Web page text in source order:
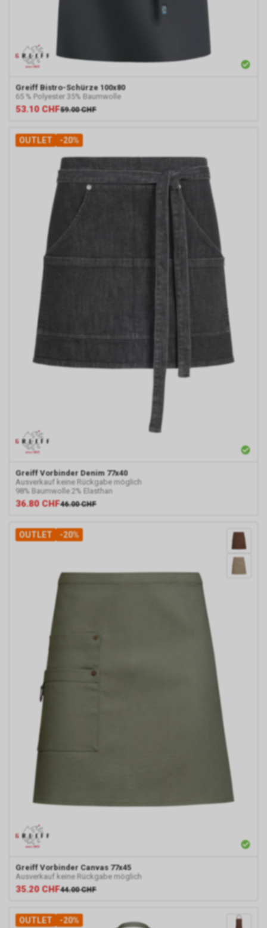
Greiff Bistro-Schürze 100x80
65 % Polyester 35% Baumwolle
53.10 CHF59.00 CHF
OUTLET -20%
Greiff Vorbinder Denim 77x40
Ausverkauf keine Rückgabe möglich
98% Baumwolle 2% Elasthan
36.80 CHF46.00 CHF
OUTLET -20%
Greiff Vorbinder Canvas 77x45
Ausverkauf keine Rückgabe möglich
35.20 CHF44.00 CHF
OUTLET -20%